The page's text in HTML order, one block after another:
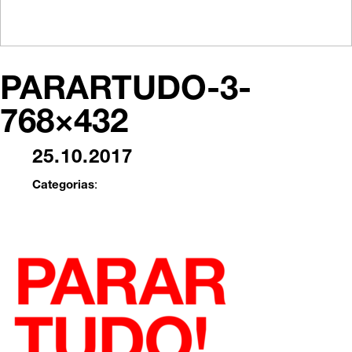
PARARTUDO-3-
768×432
25.10.2017
Categorias: